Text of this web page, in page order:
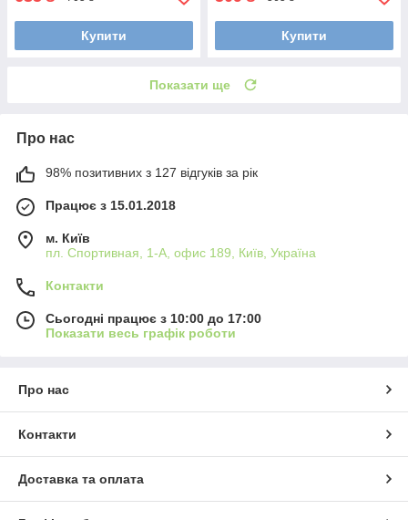
Купити Купити
Показати ще
Про нас
98% позитивних з 127 відгуків за рік
Працює з 15.01.2018
м. Київ
пл. Спортивная, 1-А, офис 189, Київ, Україна
Контакти
Сьогодні працює з 10:00 до 17:00
Показати весь графік роботи
Про нас
Контакти
Доставка та оплата